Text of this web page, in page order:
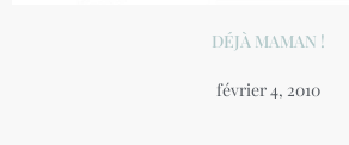
DÉJÀ MAMAN !
février 4, 2010